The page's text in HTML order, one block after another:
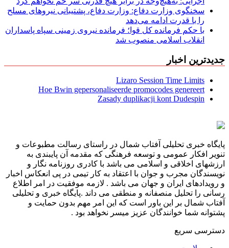
سخنگوی وزارت دفاع: وزارت دفاع، پشتیبانی نیرو‌های مسلح
را با قدرت ادامه می‌دهد
با حکم فرمانده کل قوا؛ فرمانده نیروی زمینی سپاه پاسداران
انقلاب اسلامی منصوب شد
جدیدترین اخبار
Lizaro Session Time Limits
Hoe Bwin gepersonaliseerde promocodes genereert
Zasady duplikacji kont Dudespin
پایگاه خبری تحلیلی آفتاب شمال در راستای رسالت مطبوعات و
تنویر افکار عمومی و توسعه فرهنگی که مقدمه آن پایبندی به
ارزشهای اخلاقی و اسلامی می باشد با کادری روزنامه نگار و
نویسندگان مجرب و جوان با اعتقاد به کار تیمی در پی انعکاس اخبار
و رویدادهای ایران و جهان می باشد . لازمه موفقیت در امر اطلاع
رسانی را تحلیل منصفانه و منطقی می داند .پایگاه خبری و تحلیلی
آفتاب شمال بر این باور است که این امر مهم بدون حمایت و
پشتوانه شما خوانندگان عزیز میسر نخواهد بود .
دسترسی سریع